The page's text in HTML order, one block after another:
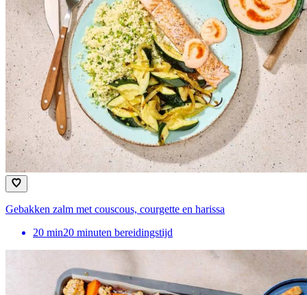
Gebakken zalm met couscous, courgette en harissa
20 min20 minuten bereidingstijd